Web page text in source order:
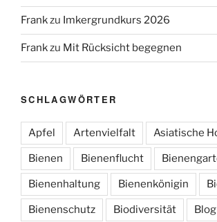
Frankzu Imkergrundkurs 2026
Frankzu Mit Rücksicht begegnen
SCHLAGWÖRTER
Apfel Artenvielfalt Asiatische
Bienen Bienenflucht
Bienenhaltung Bienenkönigin
Bienenschutz Biodiversität Blog